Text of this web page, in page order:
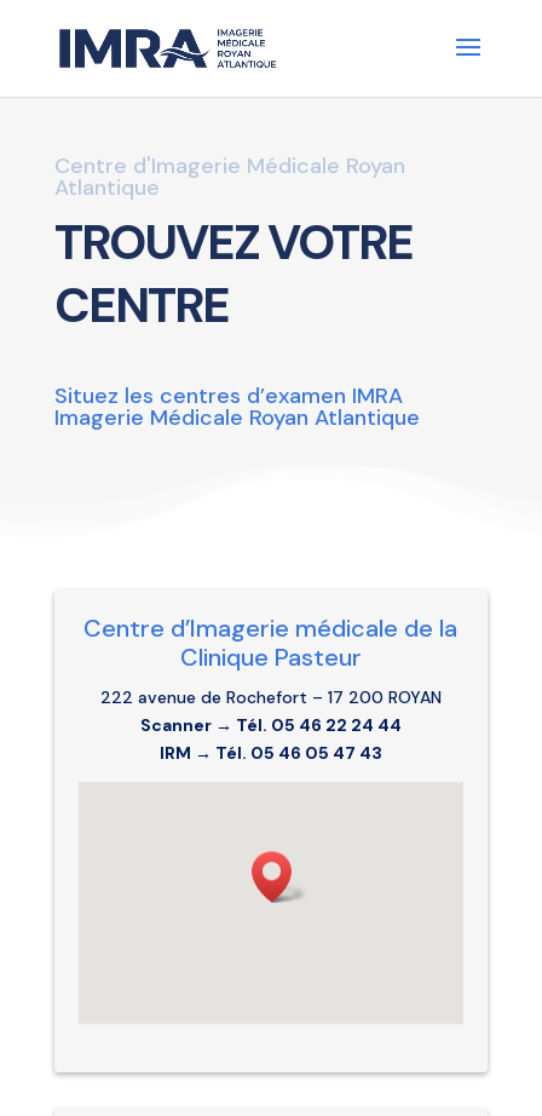
Centre d'Imagerie Médicale Royan
Atlantique
TROUVEZ VOTRE
CENTRE
Situez les centres d’examen IMRA
Imagerie Médicale Royan Atlantique
Centre d’Imagerie médicale de la
Clinique Pasteur
222 avenue de Rochefort – 17 200 ROYAN
Scanner → Tél. 05 46 22 24 44
IRM → Tél. 05 46 05 47 43